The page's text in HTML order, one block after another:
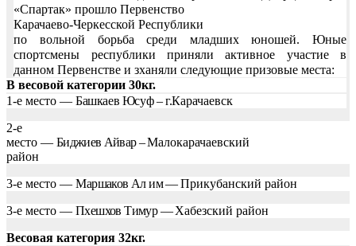
«Спартак» прошло Первенство
Карачаево-Черкесской Республики
по вольной борьба среди младших юношей. Юные
спортсмены республики приняли активное участие в
данном Первенстве и зханяли следующие призовые места:
В весовой категории 30кг.
1-е место — Башкаев Юсуф – г.Карачаевск
2-е
место — Биджиев Айвар –Малокарачаевский
район
3-е место —Маршаков Ал им —Прикубанский район
3-е место — Пхешхов Тимур —Хабезский район
Весовая категория 32кг.